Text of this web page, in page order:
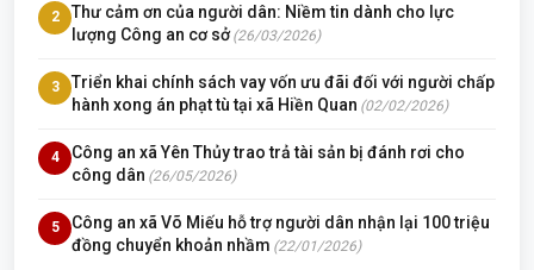
2
Thư cảm ơn của người dân: Niềm tin dành cho lực
lượng Công an cơ sở (26/03/2026)
3
Triển khai chính sách vay vốn ưu đãi đối với người chấp
hành xong án phạt tù tại xã Hiền Quan (02/02/2026)
4
Công an xã Yên Thủy trao trả tài sản bị đánh rơi cho
công dân (26/05/2026)
5
Công an xã Võ Miếu hỗ trợ người dân nhận lại 100 triệu
đồng chuyển khoản nhầm (22/01/2026)